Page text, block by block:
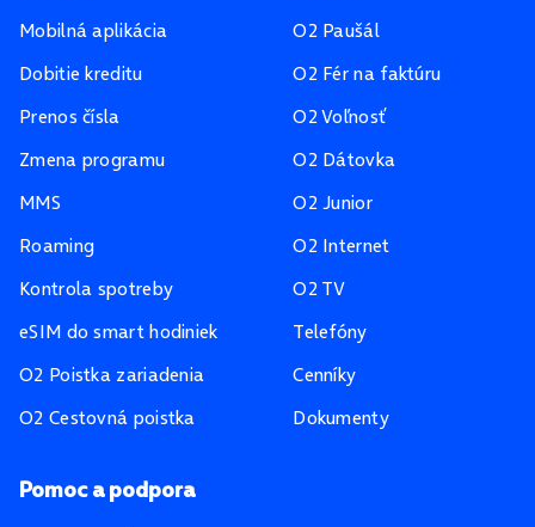
Mobilná aplikácia
Dobitie kreditu
Prenos čísla
Zmena programu
MMS
Roaming
Kontrola spotreby
eSIM do smart hodiniek
O2 Poistka zariadenia
O2 Cestovná poistka
O2 Paušál
O2 Fér na faktúru
O2 Voľnosť
O2 Dátovka
O2 Junior
O2 Internet
O2 TV
Telefóny
Cenníky
Dokumenty
Pomoc a podpora